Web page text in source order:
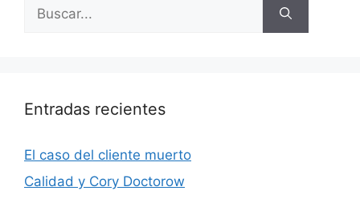
Entradas recientes
El caso del cliente muerto
Calidad y Cory Doctorow